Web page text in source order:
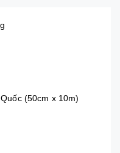
(50cm x 10m)